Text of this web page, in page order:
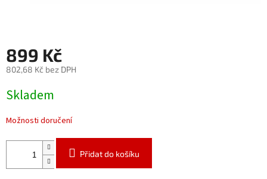
899 Kč
802,68 Kč bez DPH
cena:
Skladem
Možnosti doručení
Přidat do košíku